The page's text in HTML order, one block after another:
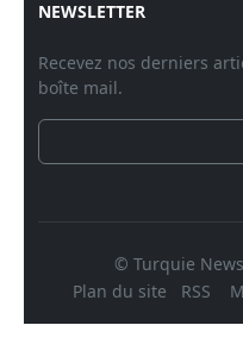
NEWSLETTER
Recevez nos derniers
boîte mail.
© Turquie
Plan du site
RSS